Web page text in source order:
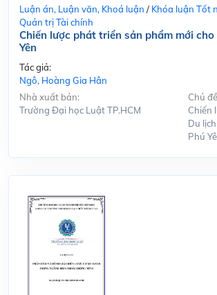
Luận án, Luận văn, Khoá luận / Khóa luận Tốt
Quản trị Tài chính
Chiến lược phát triển sản phẩm mới
Yên
Tác giả:
Ngô, Hoàng Gia Hân
Nhà xuất bản:
Trường Đại học Luật TP.HCM
Chủ
Chiến
Du lịch
Phú